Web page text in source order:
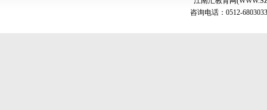
咨询电话：0512-